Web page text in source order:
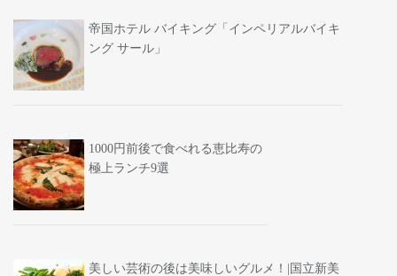
帝国ホテル バイキング「インペリアルバイキ
ング サール」
1000円前後で食べれる恵比寿の
極上ランチ9選
美しい芸術の後は美味しいグルメ！|国立新美